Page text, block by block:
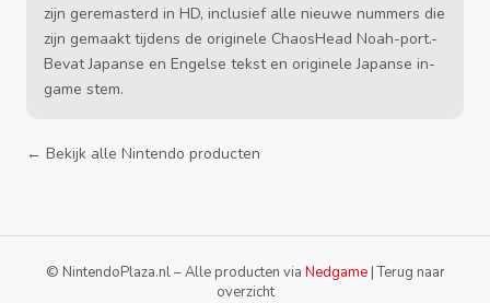
zijn geremasterd in HD, inclusief alle nieuwe nummers die
zijn gemaakt tijdens de originele ChaosHead Noah-port.-
Bevat Japanse en Engelse tekst en originele Japanse in-
game stem.
← Bekijk alle Nintendo producten
© NintendoPlaza.nl – Alle producten via Nedgame|Terug naar
overzicht